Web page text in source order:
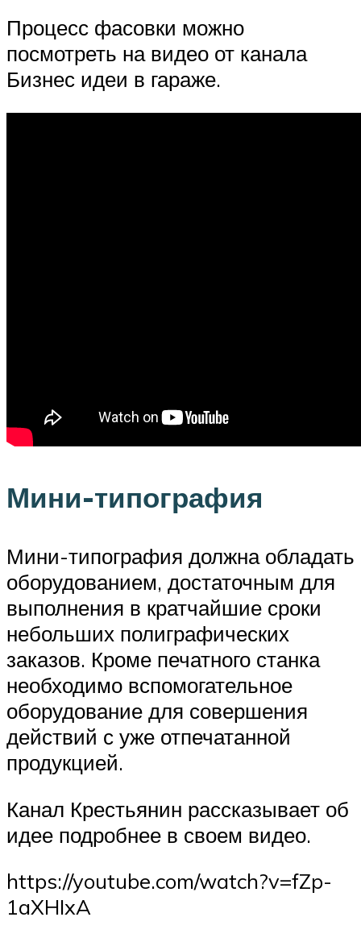
Процесс фасовки можно
посмотреть на видео от канала
Бизнес идеи в гараже.
Мини-типография
Мини-типография должна обладать
оборудованием, достаточным для
выполнения в кратчайшие сроки
небольших полиграфических
заказов. Кроме печатного станка
необходимо вспомогательное
оборудование для совершения
действий с уже отпечатанной
продукцией.
Канал Крестьянин рассказывает об
идее подробнее в своем видео.
https://youtube.com/watch?v=fZp-
1aXHIxA